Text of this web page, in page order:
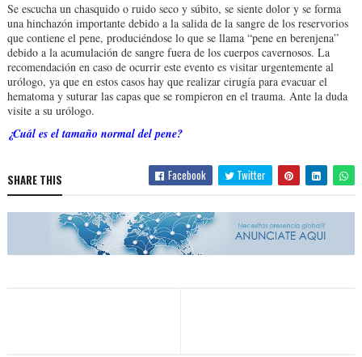
Se escucha un chasquido o ruido seco y súbito, se siente dolor y se forma
una hinchazón importante debido a la salida de la sangre de los reservorios
que contiene el pene, produciéndose lo que se llama “pene en berenjena”
debido a la acumulación de sangre fuera de los cuerpos cavernosos. La
recomendación en caso de ocurrir este evento es visitar urgentemente al
urólogo, ya que en estos casos hay que realizar cirugía para evacuar el
hematoma y suturar las capas que se rompieron en el trauma. Ante la duda
visite a su urólogo.
¿Cuál es el tamaño normal del pene?
SHARE THIS Facebook Twitter